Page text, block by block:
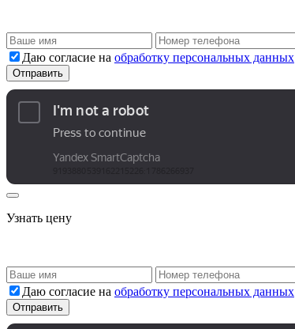
Даю согласие на обработку персональных данных
Узнать цену
Даю согласие на обработку персональных данных